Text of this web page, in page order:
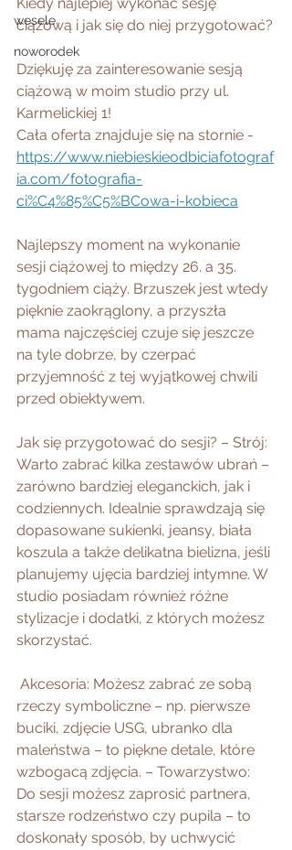
wesele
noworodek
ciążową i jak się do niej przygotować?
Dziękuję za zainteresowanie sesją
ciążową w moim studio przy ul.
Karmelickiej 1!
Cała oferta znajduje się na stornie -
https://www.niebieskieodbiciafotograf
ia.com/fotografia-
ci%C4%85%C5%BCowa-i-kobieca
Najlepszy moment na wykonanie
sesji ciążowej to między 26. a 35.
tygodniem ciąży. Brzuszek jest wtedy
pięknie zaokrąglony, a przyszła
mama najczęściej czuje się jeszcze
na tyle dobrze, by czerpać
przyjemność z tej wyjątkowej chwili
przed obiektywem.
Jak się przygotować do sesji? – Strój:
Warto zabrać kilka zestawów ubrań –
zarówno bardziej eleganckich, jak i
codziennych. Idealnie sprawdzają się
dopasowane sukienki, jeansy, biała
koszula a także delikatna bielizna, jeśli
planujemy ujęcia bardziej intymne. W
studio posiadam również różne
stylizacje i dodatki, z których możesz
skorzystać.
rzeczy symboliczne – np. pierwsze
buciki, zdjęcie USG, ubranko dla
maleństwa – to piękne detale, które
wzbogacą zdjęcia. – Towarzystwo:
Do sesji możesz zaprosić partnera,
starsze rodzeństwo czy pupila – to
doskonały sposób, by uchwycić